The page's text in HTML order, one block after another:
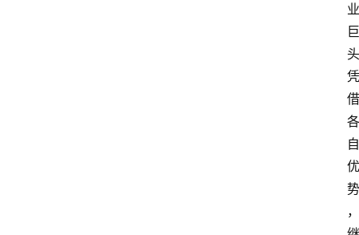
业
巨
头
凭
借
各
自
优
势
，